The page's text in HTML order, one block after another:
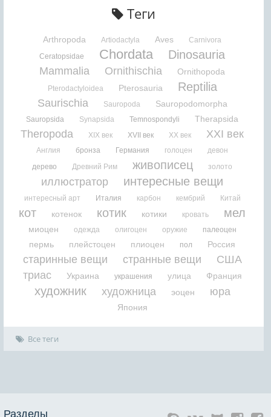
Теги
Arthropoda Artiodactyla Aves
Carnivora
Ceratopsidae
Chordata Dinosauria
Mammalia Ornithischia Ornithopoda
Pterodactyloidea Pterosauria Reptilia
Saurischia Sauropoda Sauropodomorpha
Sauropsida Synapsida Temnospondyli Therapsida
Theropoda XIX век XVII век XX век XXI век
Англия бронза Германия голоцен
девон
дерево
Древний Рим живописец золото
иллюстратор интересные вещи
интересный арт Италия карбон кембрий Китай
кот котенок котик котики кровать мел
миоцен одежда олигоцен оружие палеоцен
пермь плейстоцен плиоцен пол Россия
старинные вещи странные вещи
США
триас
Украина украшения улица Франция
художник художница эоцен юра
Япония
Все теги
Разделы